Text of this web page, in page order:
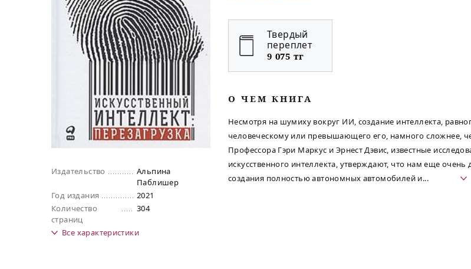
Издательство
Альпина
Паблишер
Год издания
2021
Количество
страниц
304
Все характеристики
Твердый
переплет
9 075 тг
O ЧЕМ КНИГА
Несмотря на шумиху вокруг ИИ, создание интеллекта,
человеческому или превышающего его, намного сложнее,
Профессора Гэри Маркус и Эрнест Дэвис, известные
искусственного интеллекта, утверждают, что нам еще очень
создания полностью автономных автомобилей и...